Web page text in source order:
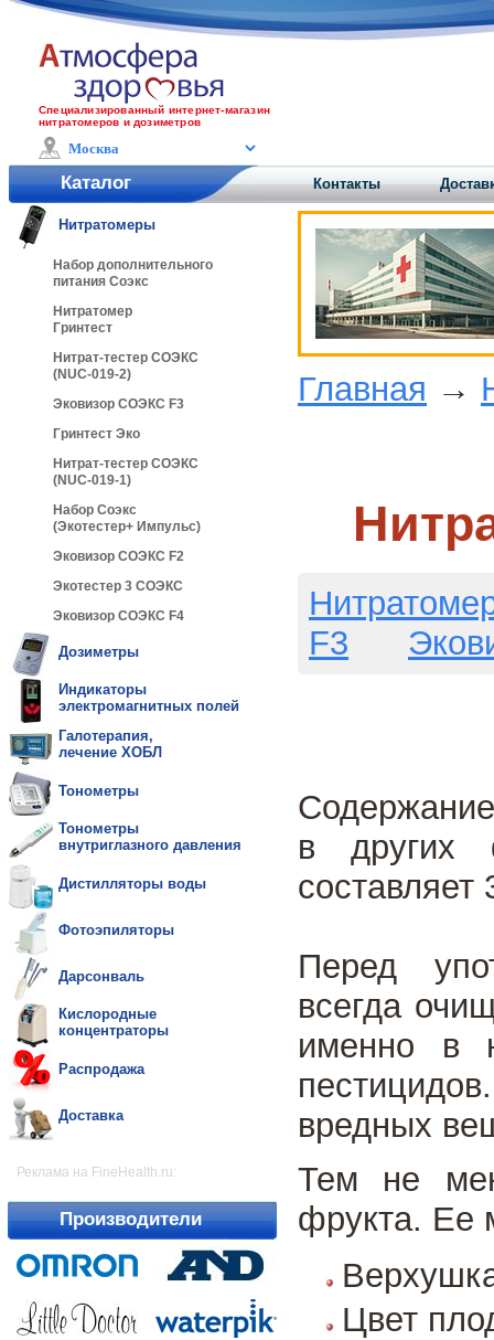
Специализированный интернет-магазин
нитратомеров и дозиметров
Каталог Контакты
Нитратомеры
Набор дополнительного
питания Соэкс
Нитратомер
Гринтест
Нитрат-тестер СОЭКС
(NUC-019-2)
Эковизор СОЭКС F3
Гринтест Эко
Нитрат-тестер СОЭКС
(NUC-019-1)
Набор Соэкс
(Экотестер+ Импульс)
Эковизор СОЭКС F2
Экотестер 3 СОЭКС
Эковизор СОЭКС F4
Дозиметры
Индикаторы
электромагнитных полей
Галотерапия,
лечение ХОБЛ
Тонометры
Тонометры
внутриглазного давления
Дистилляторы воды
Фотоэпиляторы
Дарсонваль
Кислородные
концентраторы
Распродажа
Доставка
Реклама на FineHealth.ru:
Производители
Главная →
F3
в других
составляет
Перед
всегда
именно в
вредных
Тем не
фрукта. Ее
Цвет